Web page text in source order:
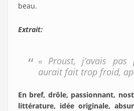
beau.
Extrait:
« Proust, j’avais
aurait fait trop froid,
En bref, drôle, passionnant,
littérature, idée originale,